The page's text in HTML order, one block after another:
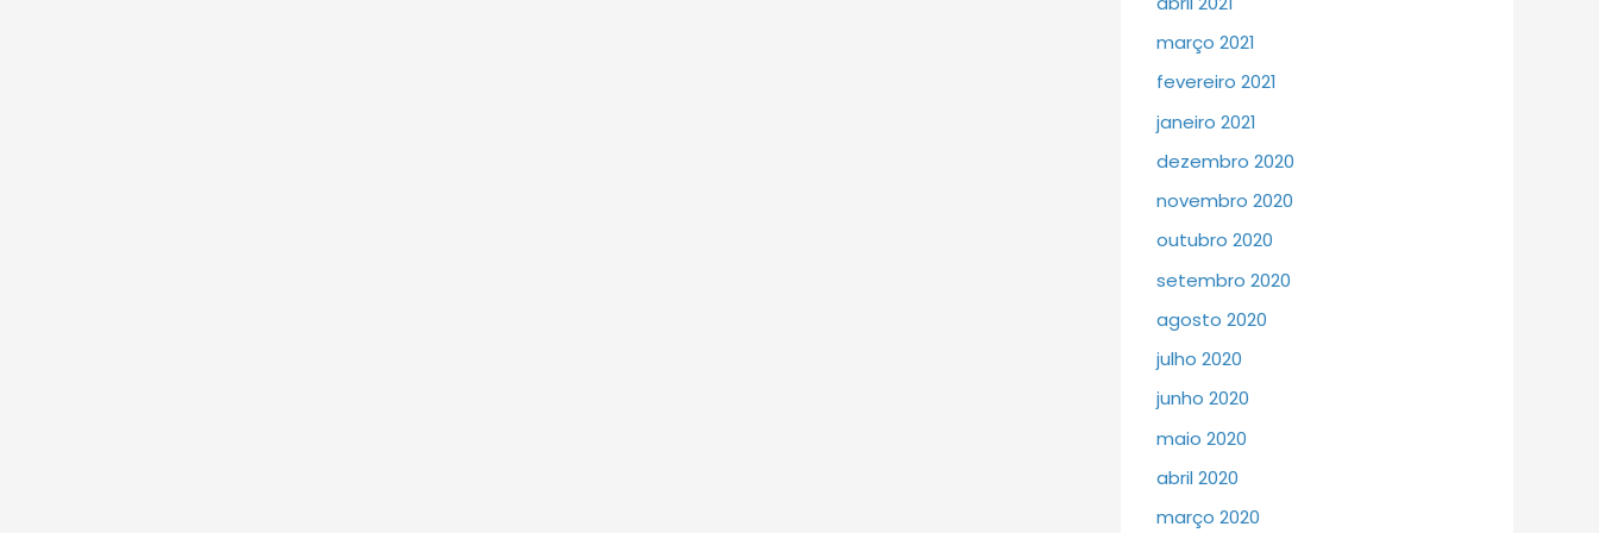
março 2021
fevereiro 2021
janeiro 2021
dezembro 2020
novembro 2020
outubro 2020
setembro 2020
agosto 2020
julho 2020
junho 2020
maio 2020
abril 2020
março 2020